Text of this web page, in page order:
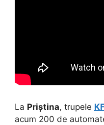
La Priștina, trupele
acum 200 de